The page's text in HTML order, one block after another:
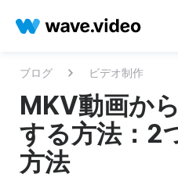
ブログ ビデオ制作
MKV動画か
する方法：2
方法